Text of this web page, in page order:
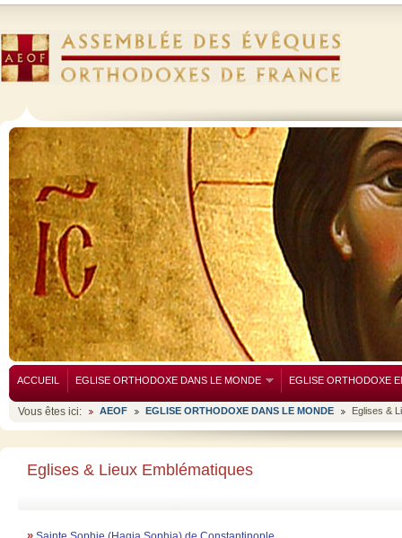
ACCUEIL EGLISE ORTHODOXE DANS LE MONDE EGLISE ORTHODOXE
Vous êtes ici: AEOF EGLISE ORTHODOXE DANS LE MONDE Eglises &
Eglises & Lieux Emblématiques
»